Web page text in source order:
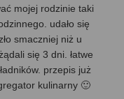
mojej rodzinie taki
udało się
smaczniej niż u
się 3 dni. łatwe
przepis już
kulinarny 🙂